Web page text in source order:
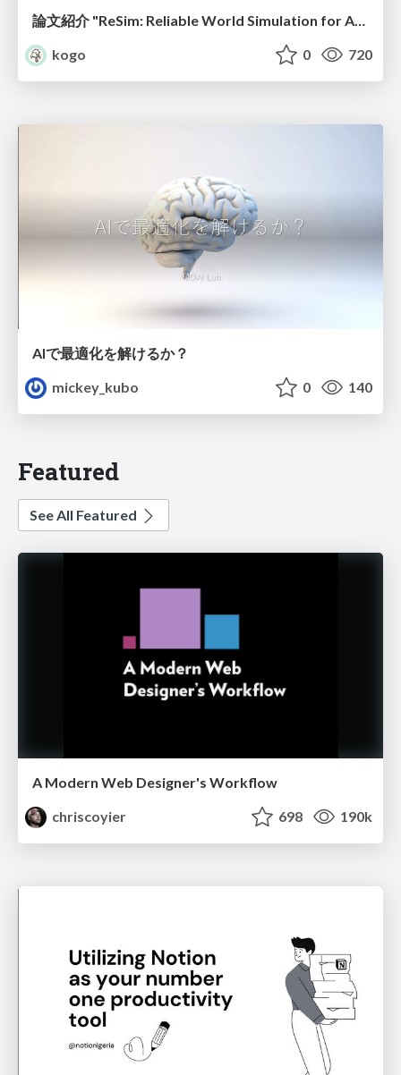
論文紹介 "ReSim: Reliable World Simulation for Autonomous Driving"
kogo
0 720
AIで最適化を解けるか？
mickey_kubo
0 140
Featured
See All Featured
A Modern Web Designer's Workflow
chriscoyier
698 190k